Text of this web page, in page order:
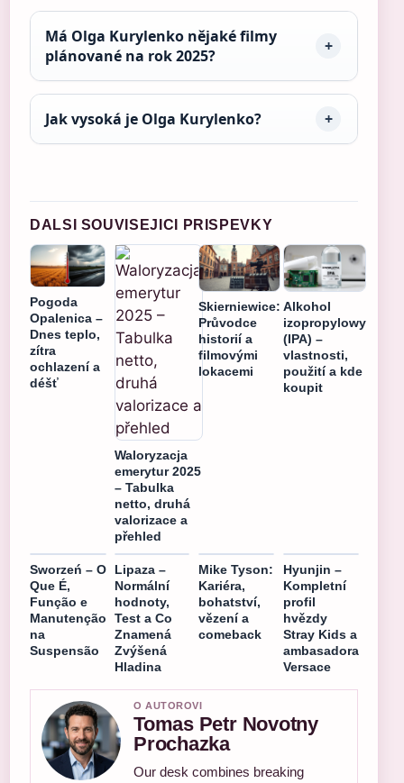
Má Olga Kurylenko nějaké filmy
plánované na rok 2025?
Jak vysoká je Olga Kurylenko?
DALSI SOUVISEJICI PRISPEVKY
Pogoda
Opalenica –
Dnes teplo,
zítra
ochlazení a
déšť
Waloryzacja
emerytur 2025
– Tabulka
netto, druhá
valorizace a
přehled
Skierniewice:
Průvodce
historií a
filmovými
lokacemi
Alkohol
izopropylowy
(IPA) –
vlastnosti,
použití a kde
koupit
Sworzeń – O
Que É,
Função e
Manutenção
na
Suspensão
Lipaza –
Normální
hodnoty,
Test a Co
Znamená
Zvýšená
Hladina
Mike Tyson:
Kariéra,
bohatství,
vězení a
comeback
Hyunjin –
Kompletní
profil
hvězdy
Stray Kids a
ambasadora
Versace
O AUTOROVI
Tomas Petr Novotny
Prochazka
Our desk combines breaking